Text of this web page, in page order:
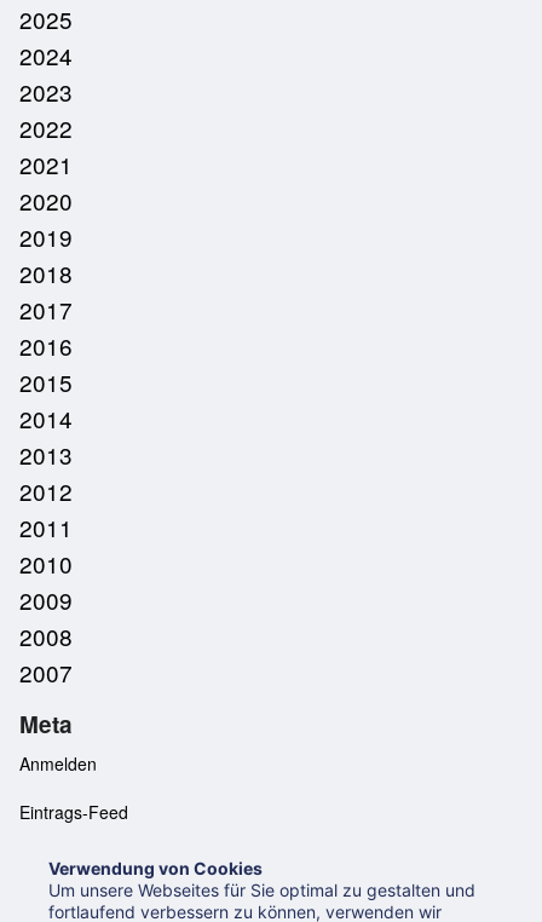
2025
2024
2023
2022
2021
2020
2019
2018
2017
2016
2015
2014
2013
2012
2011
2010
2009
2008
2007
Meta
Anmelden
Eintrags-Feed
Kommentar-Feed
WordPress.org
Verwendung von Cookies
Um unsere Webseites für Sie optimal zu gestalten und
fortlaufend verbessern zu können, verwenden wir